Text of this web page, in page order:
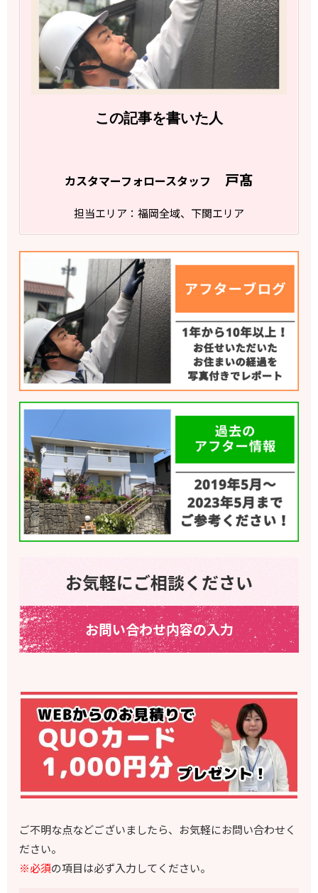
この記事を書いた人
カスタマーフォロースタッフ 戸髙
担当エリア：福岡全域、下関エリア
お気軽にご相談ください
お問い合わせ内容の入力
ご不明な点などございましたら、お気軽にお問い合わせく
ださい。
※必須の項目は必ず入力してください。